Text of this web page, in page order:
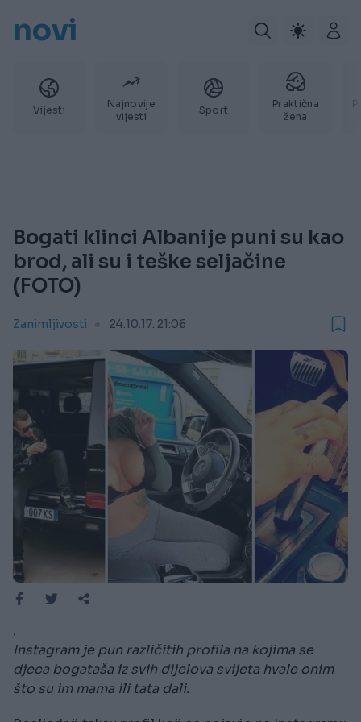
novi
Vijesti
Najnovije
vijesti
Sport
Praktična
žena
Bogati klinci Albanije puni su kao
brod, ali su i teške seljačine
(FOTO)
Zanimljivosti 24.10.17. 21:06
.
Instagram je pun različitih profila na kojima se
djeca bogataša iz svih dijelova svijeta hvale onim
što su im mama ili tata dali.